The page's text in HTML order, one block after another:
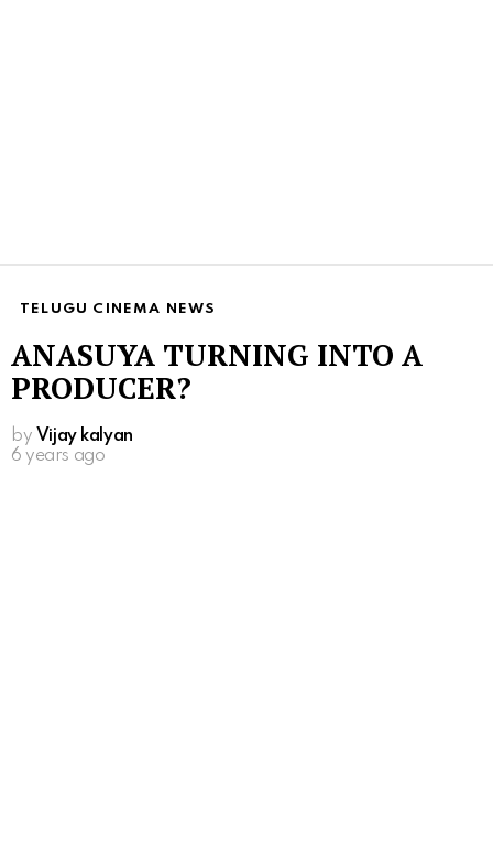
TELUGU CINEMA NEWS
ANASUYA TURNING INTO A
PRODUCER?
by Vijay kalyan
6 years ago